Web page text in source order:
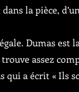
dans la pièce,
Dumas
trouve assez
qui a écrit « Ils